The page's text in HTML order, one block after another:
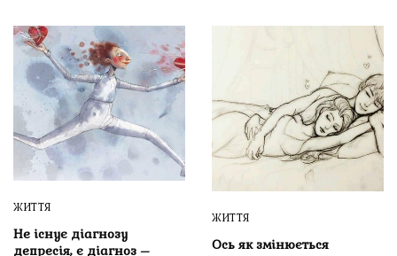
ЖИТТЯ
Не існує діагнозу
депресія, є діагноз –
ЖИТТЯ
Ось як змінюється